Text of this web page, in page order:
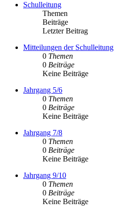
Schulleitung
Themen
Beiträge
Letzter Beitrag
Mitteilungen der Schulleitung
0 Themen
0 Beiträge
Keine Beiträge
Jahrgang 5/6
0 Themen
0 Beiträge
Keine Beiträge
Jahrgang 7/8
0 Themen
0 Beiträge
Keine Beiträge
Jahrgang 9/10
0 Themen
0 Beiträge
Keine Beiträge